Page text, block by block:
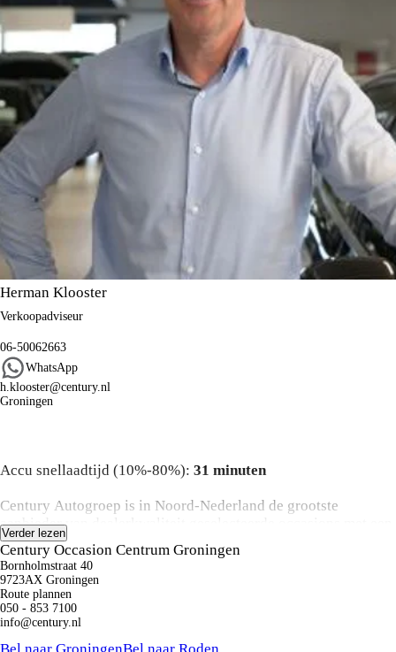
Herman Klooster
Verkoopadviseur
06-50062663
WhatsApp
h.klooster@century.nl
Groningen
Accu snellaadtijd (10%-80%): 31 minuten
Century Autogroep is in Noord-Nederland de grootste
aanbieder van dealerkwaliteit geselecteerde occasions met een
perfecte prijs/kwaliteit verhouding waarvan de historie altijd
bekend is.
Koop:
Bij aanschaf van een occasion kunt u een keuze maken uit
onze onderhoud en zekerheid pakketten variërend van basis
tot luxe inclusief o.a. de labels Das Welt
Verder lezen
Century Occasion Centrum Groningen
Bornholmstraat 40
9723AX Groningen
Route plannen
050 - 853 7100
info@century.nl